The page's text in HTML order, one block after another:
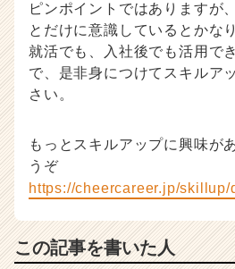
ピンポイントではありますが
とだけに意識しているとかな
就活でも、入社後でも活用で
で、是非身につけてスキルア
さい。
もっとスキルアップに興味が
うぞ
https://cheercareer.jp/skillup/
この記事を書いた人